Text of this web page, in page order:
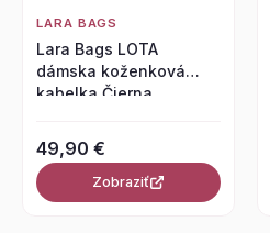
LARA BAGS
Lara Bags LOTA
dámska koženková
kabelka Čierna
49,90 €
Zobraziť